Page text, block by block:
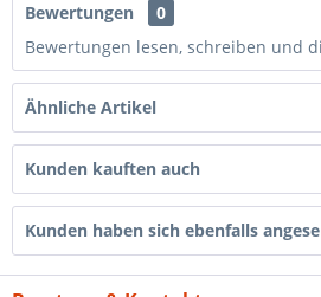
Bewertungen
0
Bewertungen lesen, schreiben und
Ähnliche Artikel
Kunden kauften auch
Kunden haben sich ebenfalls